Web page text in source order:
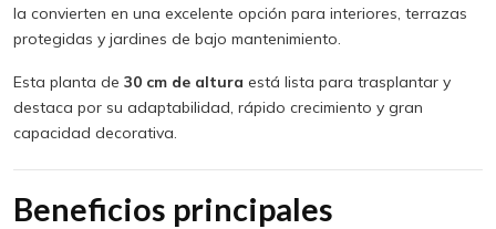
la convierten en una excelente opción para interiores, terrazas
protegidas y jardines de bajo mantenimiento.
Esta planta de 30 cm de altura está lista para trasplantar y
destaca por su adaptabilidad, rápido crecimiento y gran
capacidad decorativa.
Beneficios principales